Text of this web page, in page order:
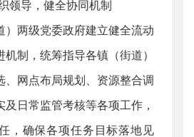
导，健全协同机制
两级党委政府建立健全流动
制，统筹指导各镇（街道）
、网点布局规划、资源整合调
及日常监管考核等各项工作，
，确保各项任务目标落地见